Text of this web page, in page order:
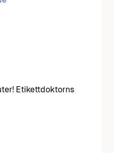
Etikettdoktorns